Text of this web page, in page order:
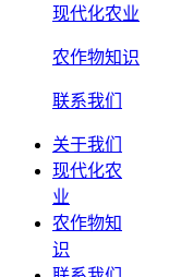
现代化农业
农作物知识
联系我们
关于我们
现代化农
业
农作物知
识